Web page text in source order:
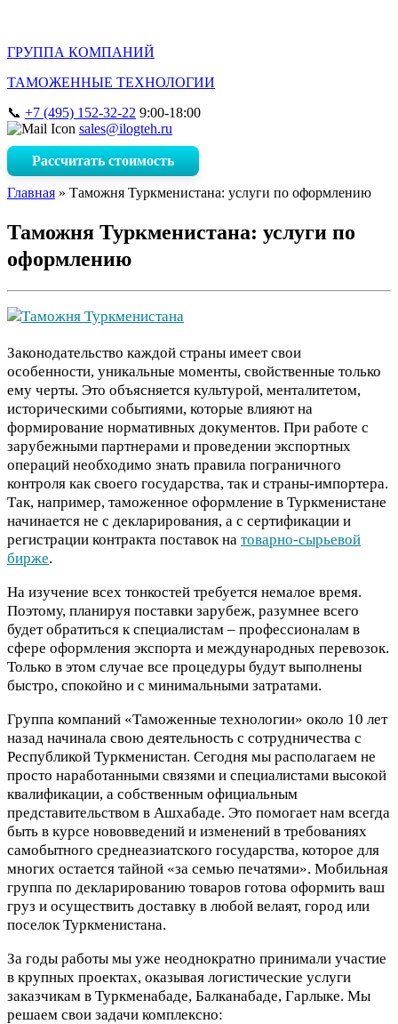
ГРУППА КОМПАНИЙ
ТАМОЖЕННЫЕ ТЕХНОЛОГИИ
+7 (495) 152-32-22 9:00-18:00
sales@ilogteh.ru
Рассчитать стоимость
Главная » Таможня Туркменистана: услуги по оформлению
Таможня Туркменистана: услуги по
оформлению
Законодательство каждой страны имеет свои
особенности, уникальные моменты, свойственные только
ему черты. Это объясняется культурой, менталитетом,
историческими событиями, которые влияют на
формирование нормативных документов. При работе с
зарубежными партнерами и проведении экспортных
операций необходимо знать правила пограничного
контроля как своего государства, так и страны-импортера.
Так, например, таможенное оформление в Туркменистане
начинается не с декларирования, а с сертификации и
регистрации контракта поставок на товарно-сырьевой
бирже.
На изучение всех тонкостей требуется немалое время.
Поэтому, планируя поставки зарубеж, разумнее всего
будет обратиться к специалистам – профессионалам в
сфере оформления экспорта и международных перевозок.
Только в этом случае все процедуры будут выполнены
быстро, спокойно и с минимальными затратами.
Группа компаний «Таможенные технологии» около 10 лет
назад начинала свою деятельность с сотрудничества с
Республикой Туркменистан. Сегодня мы располагаем не
просто наработанными связями и специалистами высокой
квалификации, а собственным официальным
представительством в Ашхабаде. Это помогает нам всегда
быть в курсе нововведений и изменений в требованиях
самобытного среднеазиатского государства, которое для
многих остается тайной «за семью печатями». Мобильная
группа по декларированию товаров готова оформить ваш
груз и осуществить доставку в любой велаят, город или
поселок Туркменистана.
За годы работы мы уже неоднократно принимали участие
в крупных проектах, оказывая логистические услуги
заказчикам в Туркменабаде, Балканабаде, Гарлыке. Мы
решаем свои задачи комплексно: